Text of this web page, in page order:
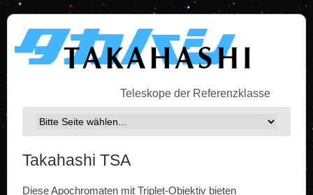
Teleskope der Referenzklasse
Takahashi TSA
Diese Apochromaten mit Triplet-Objektiv bieten